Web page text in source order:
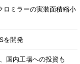
ロミラーの実装面積縮小
を開発
国内工場への投資も